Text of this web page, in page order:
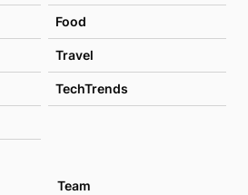
Food
Travel
TechTrends
Team